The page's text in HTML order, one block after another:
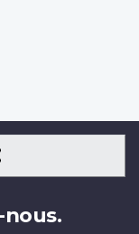
Suivez-
nous